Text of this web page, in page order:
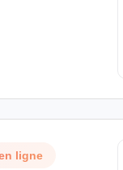
ligne